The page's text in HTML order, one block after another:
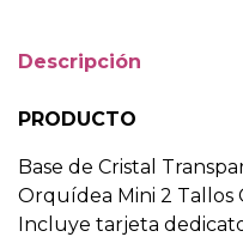
Descripción
PRODUCTO
Base de Cristal
Orquídea Mini 2 Tallos
Incluye tarjeta